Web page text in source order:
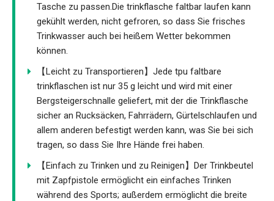
Tasche zu passen.Die trinkflasche faltbar laufen kann
gekühlt werden, nicht gefroren, so dass Sie frisches
Trinkwasser auch bei heißem Wetter bekommen
können.
【Leicht zu Transportieren】Jede tpu faltbare
trinkflaschen ist nur 35 g leicht und wird mit einer
Bergsteigerschnalle geliefert, mit der die Trinkflasche
sicher an Rucksäcken, Fahrrädern, Gürtelschlaufen und
allem anderen befestigt werden kann, was Sie bei sich
tragen, so dass Sie Ihre Hände frei haben.
【Einfach zu Trinken und zu Reinigen】Der Trinkbeutel
mit Zapfpistole ermöglicht ein einfaches Trinken
während des Sports; außerdem ermöglicht die breite